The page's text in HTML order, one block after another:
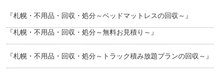
『札幌・不用品・回収・処分～ベッドマットレスの回収～』
『札幌・不用品・回収・処分～無料お見積り～』
『札幌・不用品・回収・処分～トラック積み放題プランの回収～』